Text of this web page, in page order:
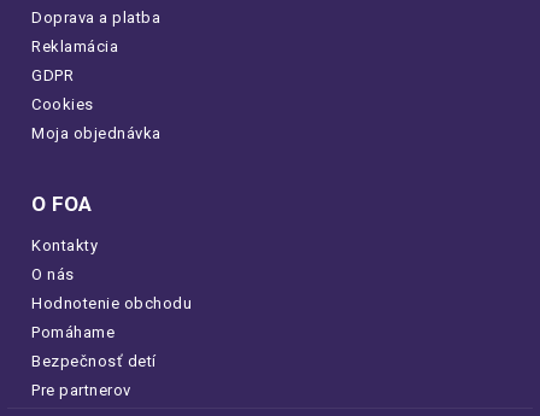
Doprava a platba
Reklamácia
GDPR
Cookies
Moja objednávka
O FOA
Kontakty
O nás
Hodnotenie obchodu
Pomáhame
Bezpečnosť detí
Pre partnerov